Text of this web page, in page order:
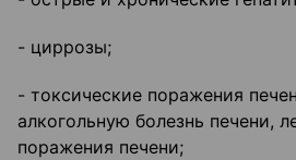
- циррозы;
- токсические поражения
алкогольную болезнь печени,
поражения печени;